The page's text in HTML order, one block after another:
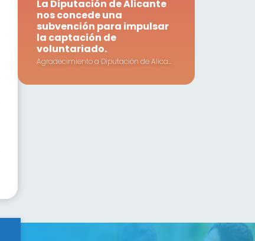
La Diputación de Alicante
nos concede una
subvención para impulsar
la captación de
voluntariado.
Agradecimiento a Diputación de Alicante por la subvención concedida a nuestra Fundación.